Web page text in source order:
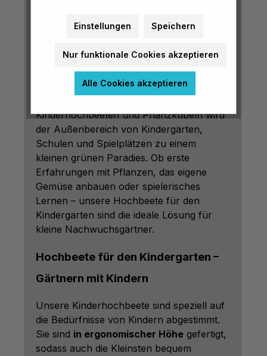
fördertauch spielerischdie
Naturverbundenheit und das
Verantwortungsbewusstsein von
Kinderhochbeeten und Pflanzkübeln wird
der Außenbereich von Kindergärten,
Schulen und Spielplätzen zu einem
kleinen grünen Paradies. Ob erste
Erfahrungen mit Pflanzen, das eigene
Gemüse anbauen oder spielerisches
Lernen – unsere Hochbeete für den
Kindergarten sind die ideale Lösung für
kleine Nachwuchsgärtner.
Hochbeete für den Kindergarten –
Gärtnern mit Kindern
Unsere Kinderhochbeete sind speziell auf
die Bedürfnisse von Kindern abgestimmt.
Sie sind in ergonomischer Höhe gefertigt,
sodass auch die Kleinsten bequem
Einstellungen Speichern
Nur funktionale Cookies akzeptieren
Alle Cookies akzeptieren